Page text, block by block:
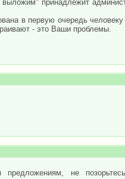
принадлежит
в первую очередь
- это Ваши проблемы.
не